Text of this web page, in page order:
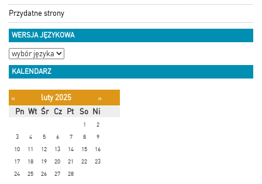
Przydatne strony
WERSJA JĘZYKOWA
KALENDARZ
« luty 2025
»
Pn Wt Śr Cz Pt So Ni
1
2
3
4 5 6 7 8
9
10
11 12 13 14 15
16
17
18 19 20 21 22
23
24
25 26 27 28